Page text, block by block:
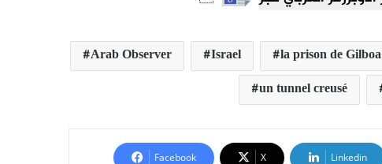
Arab Observer Israel la prison de Gilboa
un tunnel creusé
Facebook X Linkedin